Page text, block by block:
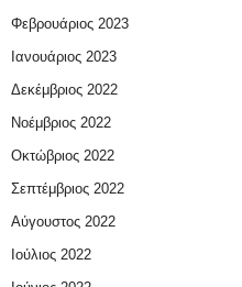
Φεβρουάριος 2023
Ιανουάριος 2023
Δεκέμβριος 2022
Νοέμβριος 2022
Οκτώβριος 2022
Σεπτέμβριος 2022
Αύγουστος 2022
Ιούλιος 2022